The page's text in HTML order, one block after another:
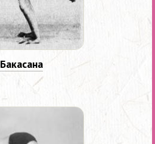
Бакасана